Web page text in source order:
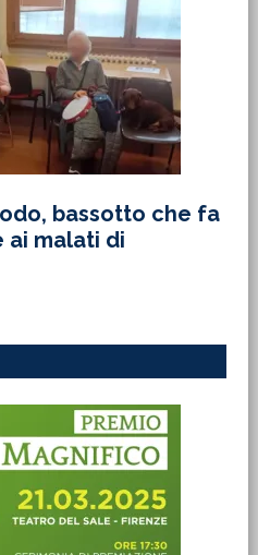
bassotto che fa
ai malati di